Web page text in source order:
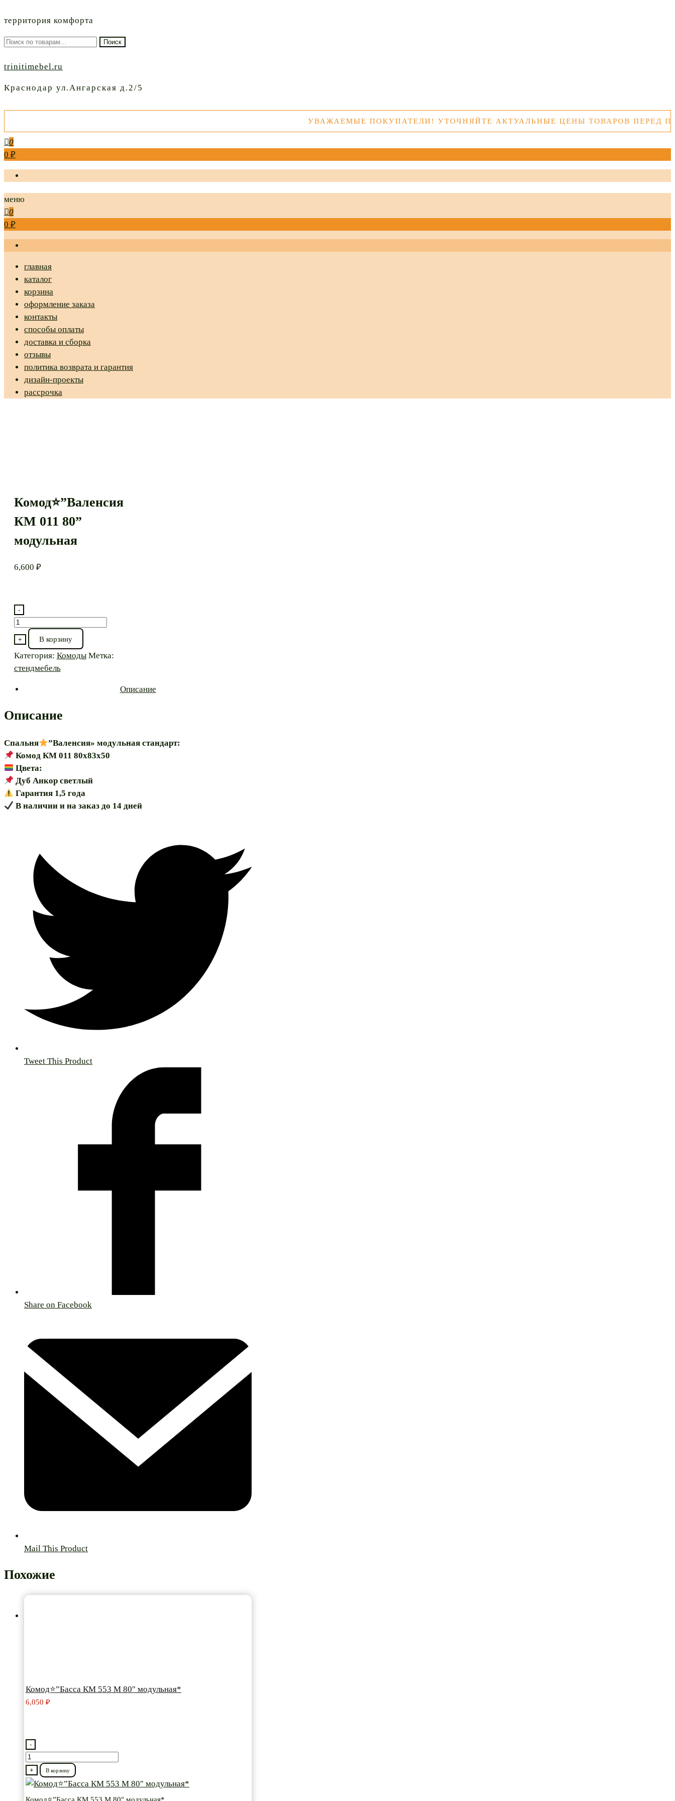
территория комфорта
Искать: Поиск
trinitimebel.ru
Краснодар ул.Ангарская д.2/5
УВАЖАЕМЫЕ ПОКУПАТЕЛИ! УТОЧНЯЙТЕ АКТУАЛЬНЫЕ ЦЕНЫ ТОВАРОВ ПЕРЕД
0
0 ₽
меню
0
0 ₽
главная
каталог
корзина
оформление заказа
контакты
способы оплаты
доставка и сборка
отзывы
политика возврата и гарантия
дизайн-проекты
рассрочка
Комод⭐”Валенсия
КМ 011 80”
модульная
6,600 ₽
-
Количество
товара
Комод⭐”Валенсия
КМ
011
+ В корзину
Категория: Комоды Метка:
стендмебель
Описание
Описание
Спальня
”Валенсия» модульная стандарт:
Комод КМ 011 80х83х50
Цвета:
Дуб Анкор светлый
Гарантия 1,5 года
В наличии и на заказ до 14 дней
Tweet This Product
Share on Facebook
Mail This Product
Похожие
Комод⭐”Басса КМ 553 М 80″ модульная*
6,050 ₽
-
Количество
товара
Комод⭐”Басса
+ В корзину